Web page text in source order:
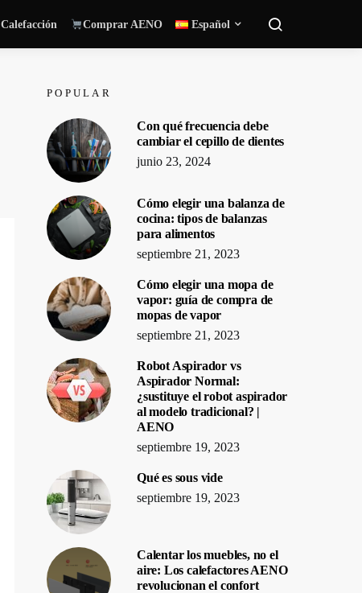
Calefacción Comprar AENO Español
POPULAR
Con qué frecuencia debe
cambiar el cepillo de dientes
junio 23, 2024
Cómo elegir una balanza de
cocina: tipos de balanzas
para alimentos
septiembre 21, 2023
Cómo elegir una mopa de
vapor: guía de compra de
mopas de vapor
septiembre 21, 2023
Robot Aspirador vs
Aspirador Normal:
¿sustituye el robot aspirador
al modelo tradicional? |
AENO
septiembre 19, 2023
Qué es sous vide
septiembre 19, 2023
Calentar los muebles, no el
aire: Los calefactores AENO
revolucionan el confort